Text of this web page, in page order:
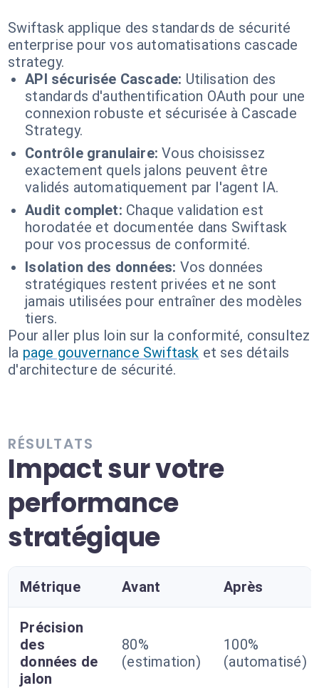
Swiftask applique des standards de sécurité
enterprise pour vos automatisations cascade
strategy.
API sécurisée Cascade: Utilisation des
standards d'authentification OAuth pour une
connexion robuste et sécurisée à Cascade
Strategy.
Contrôle granulaire: Vous choisissez
exactement quels jalons peuvent être
validés automatiquement par l'agent IA.
Audit complet: Chaque validation est
horodatée et documentée dans Swiftask
pour vos processus de conformité.
Isolation des données: Vos données
stratégiques restent privées et ne sont
jamais utilisées pour entraîner des modèles
tiers.
Pour aller plus loin sur la conformité, consultez
la page gouvernance Swiftask et ses détails
d'architecture de sécurité.
RÉSULTATS
Impact sur votre
performance
stratégique
Métrique Avant Après
Précision
des
données de
jalon
80%
(estimation)
100%
(automatisé)